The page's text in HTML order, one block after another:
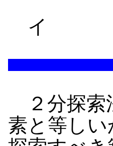
イ
２分探索
素と等し